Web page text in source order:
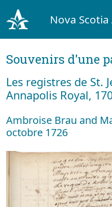
Nova
Souvenirs d'une
Les registres de St.
Annapolis Royal,
Ambroise Brau and
octobre 1726